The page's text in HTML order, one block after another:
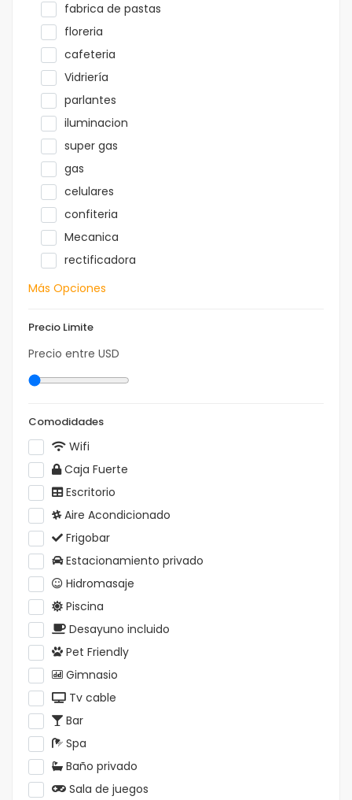
fabrica de pastas
floreria
cafeteria
Vidriería
parlantes
iluminacion
super gas
gas
celulares
confiteria
Mecanica
rectificadora
Más Opciones
Precio Limite
Precio entre USD
Comodidades
Wifi
Caja Fuerte
Escritorio
Aire Acondicionado
Frigobar
Estacionamiento privado
Hidromasaje
Piscina
Desayuno incluido
Pet Friendly
Gimnasio
Tv cable
Bar
Spa
Baño privado
Sala de juegos